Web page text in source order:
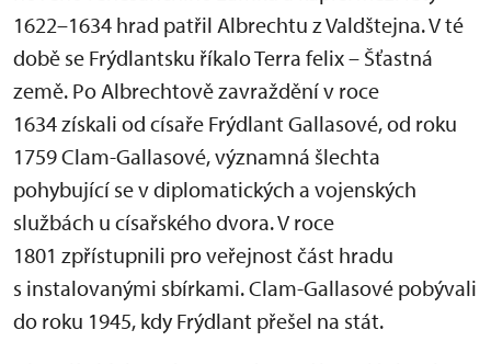
1622–1634 hrad patřil Albrechtu z Valdštejna. V té
době se Frýdlantsku říkalo Terra felix – Šťastná
země. Po Albrechtově zavraždění v roce
1634 získali od císaře Frýdlant Gallasové, od roku
1759 Clam-Gallasové, významná šlechta
pohybující se v diplomatických a vojenských
službách u císařského dvora. V roce
1801 zpřístupnili pro veřejnost část hradu
s instalovanými sbírkami. Clam-Gallasové pobývali
do roku 1945, kdy Frýdlant přešel na stát.